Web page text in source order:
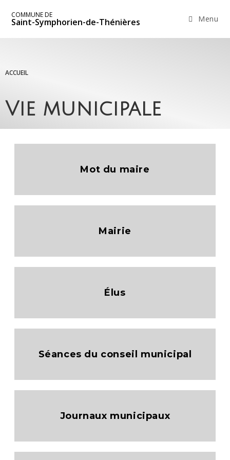
COMMUNE DE
Saint-Symphorien-de-Thénières Menu
ACCUEIL
Vie municipale
Mot du maire
Mairie
Élus
Séances du conseil municipal
Journaux municipaux